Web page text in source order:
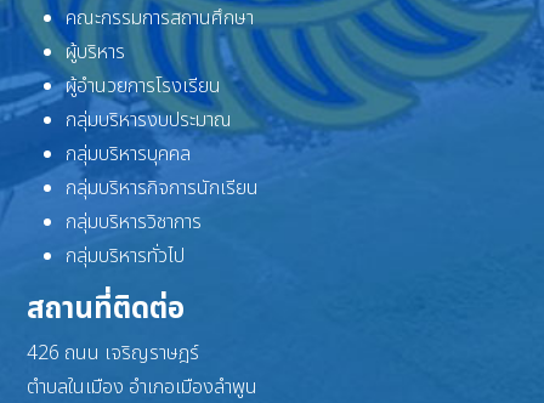
คณะกรรมการสถานศึกษา
ผู้บริหาร
ผู้อำนวยการโรงเรียน
กลุ่มบริหารงบประมาณ
กลุ่มบริหารบุคคล
กลุ่มบริหารกิจการนักเรียน
กลุ่มบริหารวิชาการ
กลุ่มบริหารทั่วไป
สถานที่ติดต่อ
426 ถนน เจริญราษฎร์
ตำบลในเมือง อำเภอเมืองลำพูน